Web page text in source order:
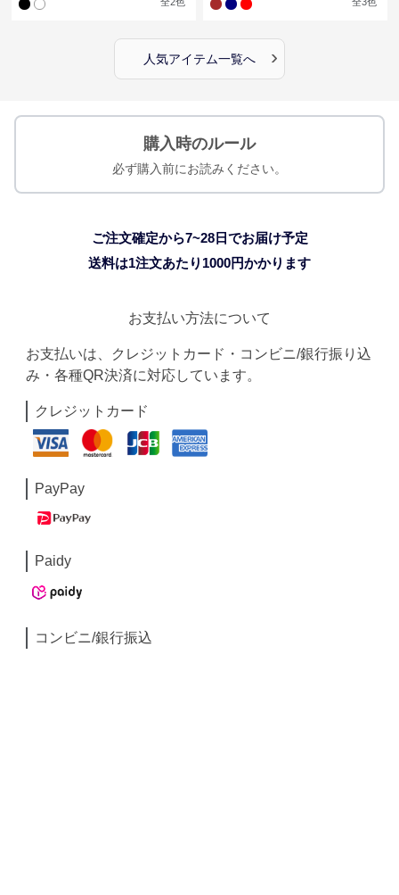
人気アイテム一覧へ ›
購入時のルール
必ず購入前にお読みください。
ご注文確定から7~28日でお届け予定
送料は1注文あたり 1000円かかります
お支払い方法について
お支払いは、クレジットカード・コンビニ/銀行振り込
み・各種QR決済に対応しています。
クレジットカード
PayPay
Paidy
コンビニ/銀行振込